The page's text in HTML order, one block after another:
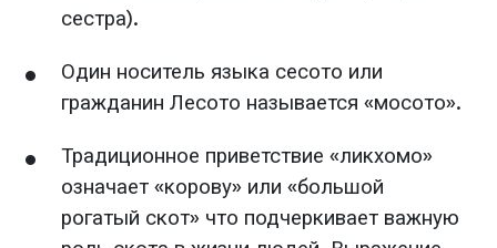
сестра).
Один носитель языка сесото или
гражданин Лесото называется «мосото».
Традиционное приветствие «ликхомо»
означает «корову» или «большой
рогатый скот» что подчеркивает важную